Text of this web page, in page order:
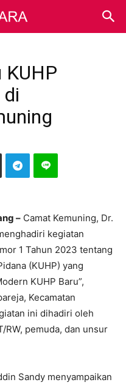
KUHP
– Camat Kemuning, Dr.
kegiatan
1 Tahun 2023 tentang
(KUHP) yang
KUHP Baru”,
Kecamatan
ini dihadiri oleh
RW, pemuda, dan unsur
Sandy menyampaikan